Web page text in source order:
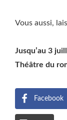
Vous aussi,
Jusqu’au 3
Théâtre du
Facebook